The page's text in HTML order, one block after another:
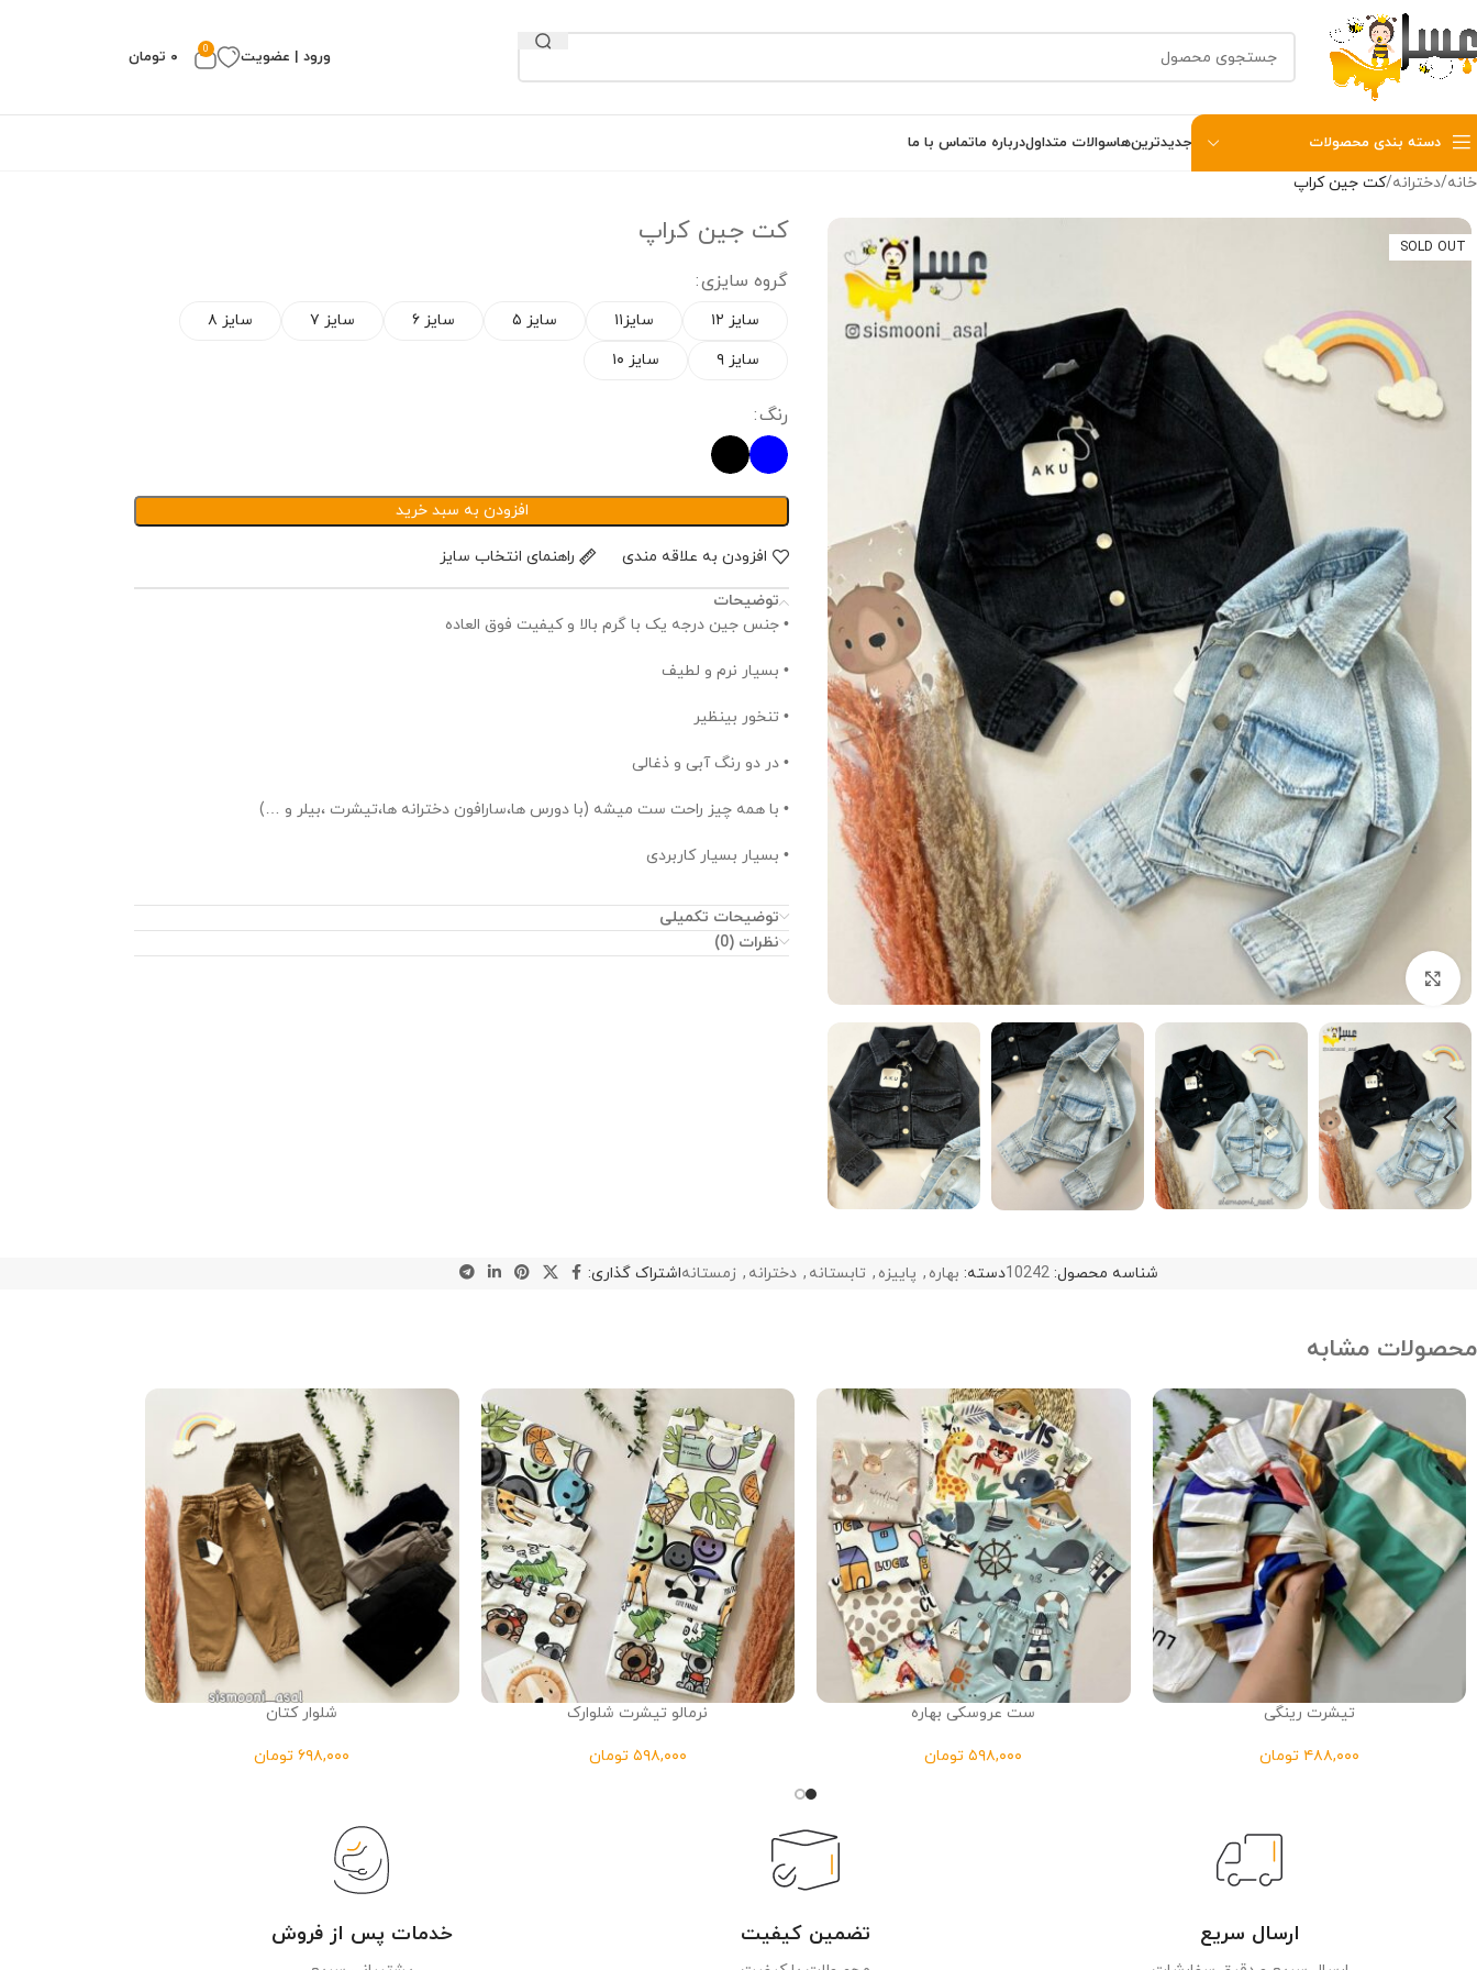
ورود | عضویت 0 ۰ تومان
دسته بندی محصولات جدیدترین‌هاسوالات متداولدرباره ماتماس با ما
خانه دخترانه کت جین کراپ
SOLD OUT
Click to enlarge
کت جین کراپ
گروه سایزی
سایز ۱۲ سایز۱۱ سایز ۵ سایز ۶ سایز ۷
سایز ۸
سایز ۹
سایز ۱۰
رنگ
افزودن به سبد خرید
افزودن به علاقه مندی راهنمای انتخاب سایز
توضیحات
• جنس جین درجه یک با گرم بالا و کیفیت فوق العاده
• بسیار نرم و لطیف
• تنخور بینظیر
• در دو رنگ آبی و ذغالی
• با همه چیز راحت ست میشه (با دورس ها،سارافون دخترانه ها،تیشرت ،بیلر و …)
• بسیار بسیار کاربردی
• حدودا مناسب ۴ سال تا ۱۳ سال
توضیحات تکمیلی
نظرات (0)
شناسه محصول: 10242دسته: بهاره , پاییزه , تابستانه , دخترانه , زمستانهاشتراک گذاری:
محصولات مشابه
تیشرت رینگی
تومان
ست عروسکی بهاره
تومان
نرمالو تیشرت شلوارک
تومان
شلوار کتان
تومان
ارسال سریع تضمین کیفیت خدمات پس از فروش